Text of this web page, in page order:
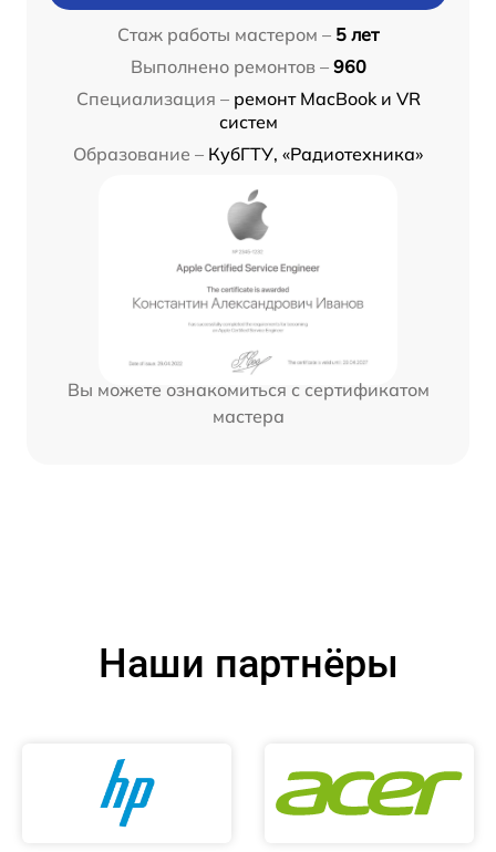
Стаж работы мастером – 5 лет
Выполнено ремонтов – 960
Специализация – ремонт MacBook и VR
систем
Образование – КубГТУ, «Радиотехника»
Вы можете ознакомиться с сертификатом
мастера
Наши партнёры